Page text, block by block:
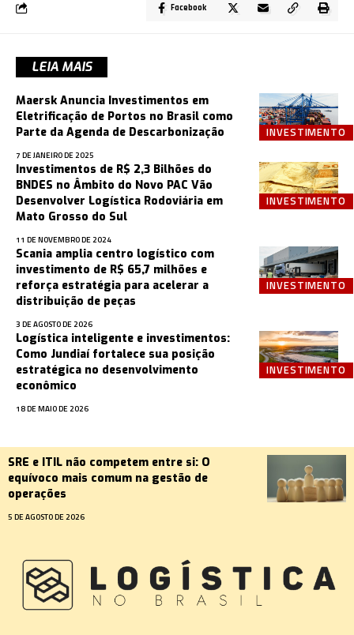
Facebook
LEIA MAIS
INVESTIMENTO
Maersk Anuncia Investimentos em
Eletrificação de Portos no Brasil como
Parte da Agenda de Descarbonização
7 DE JANEIRO DE 2025
INVESTIMENTO
Investimentos de R$ 2,3 Bilhões do
BNDES no Âmbito do Novo PAC Vão
Desenvolver Logística Rodoviária em
Mato Grosso do Sul
11 DE NOVEMBRO DE 2024
INVESTIMENTO
Scania amplia centro logístico com
investimento de R$ 65,7 milhões e
reforça estratégia para acelerar a
distribuição de peças
3 DE AGOSTO DE 2026
INVESTIMENTO
Logística inteligente e investimentos:
Como Jundiaí fortalece sua posição
estratégica no desenvolvimento
econômico
18 DE MAIO DE 2026
SRE e ITIL não competem entre si: O
equívoco mais comum na gestão de
operações
5 DE AGOSTO DE 2026